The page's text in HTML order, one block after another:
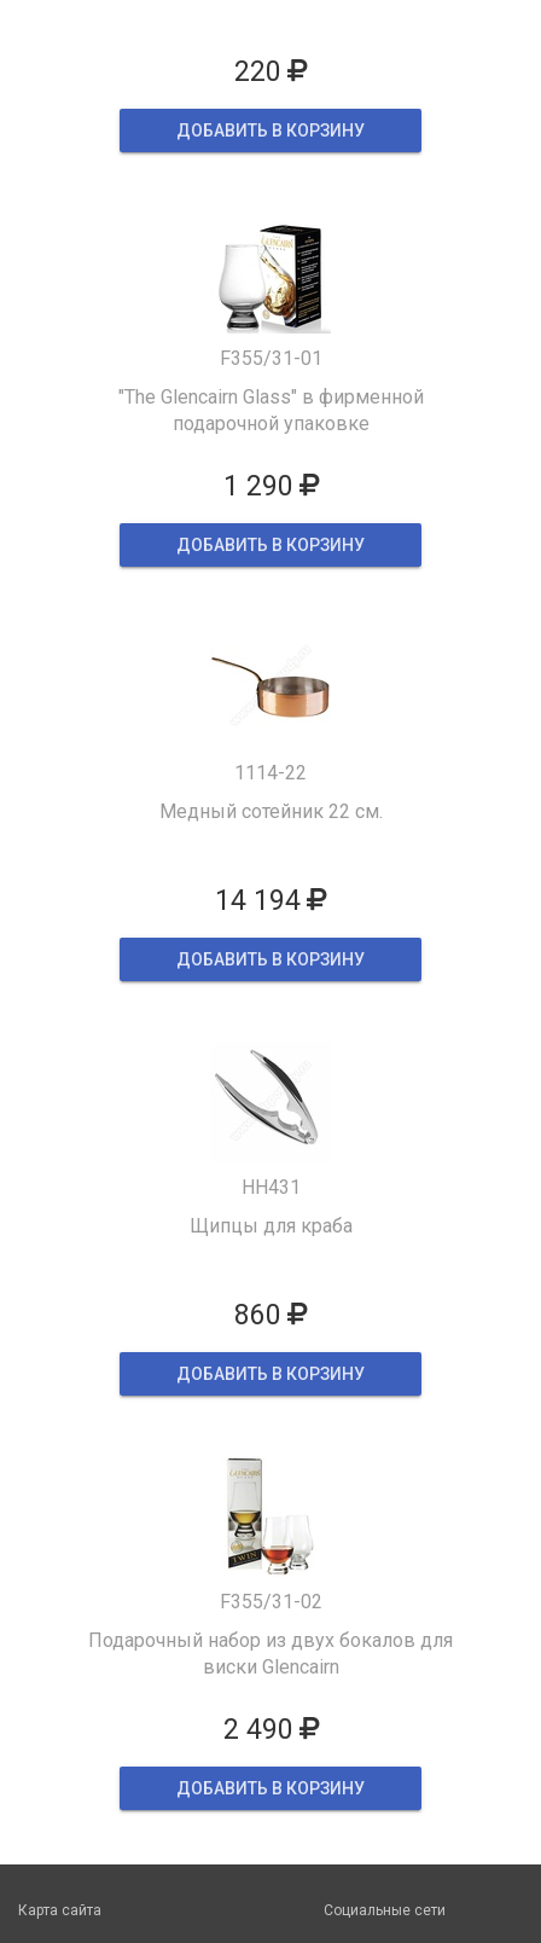
220
ДОБАВИТЬ В КОРЗИНУ
F355/31-01
"The Glencairn Glass" в фирменной
подарочной упаковке
1 290
ДОБАВИТЬ В КОРЗИНУ
1114-22
Медный сотейник 22 см.
14 194
ДОБАВИТЬ В КОРЗИНУ
HH431
Щипцы для краба
860
ДОБАВИТЬ В КОРЗИНУ
F355/31-02
Подарочный набор из двух бокалов для
виски Glencairn
2 490
ДОБАВИТЬ В КОРЗИНУ
Карта сайта Социальные сети